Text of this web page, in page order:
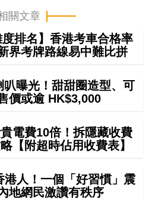
關文章
度排名】香港考車合格率
界考牌路線易中難比拼
曝光！甜甜圈造型、可
價或逾 HK$3,000
電費10倍！拆隱藏收費
【附超時佔用收費表】
港人！一個「好習慣」震
地網民激讚有秩序